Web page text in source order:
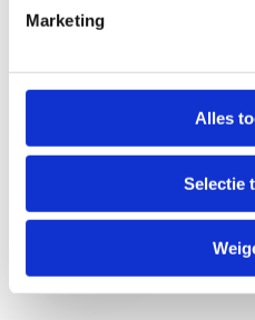
Marketing
Alles
Selectie
Anti-Robot Verification
Click to start
Verzend